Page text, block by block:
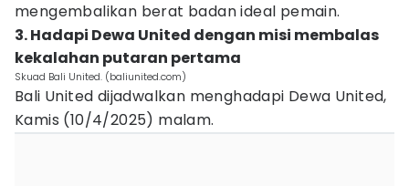
mengembalikan berat badan ideal pemain.
3. Hadapi Dewa United dengan misi membalas
kekalahan putaran pertama
Skuad Bali United. (baliunited.com)
Bali United dijadwalkan menghadapi Dewa United,
Kamis (10/4/2025) malam.